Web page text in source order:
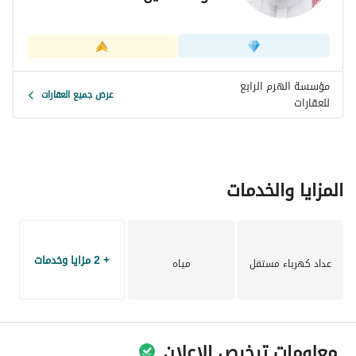
مؤسسة الهرم الرابع
للعقارات عرض جميع العقارات
المزايا والخدمات
عداد كهرباء مستقل مياه + 2 مزايا وخدمات